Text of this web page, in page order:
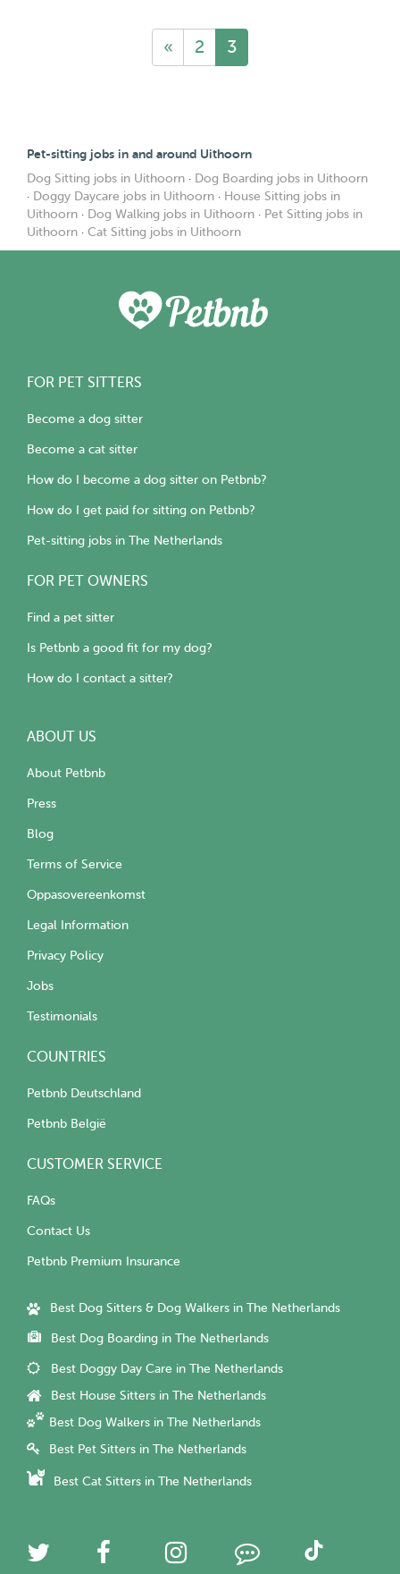
« 2 3
Pet-sitting jobs in and around Uithoorn
Dog Sitting jobs in Uithoorn · Dog Boarding jobs in Uithoorn
· Doggy Daycare jobs in Uithoorn · House Sitting jobs in
Uithoorn · Dog Walking jobs in Uithoorn · Pet Sitting jobs in
Uithoorn · Cat Sitting jobs in Uithoorn
FOR PET SITTERS
Become a dog sitter
Become a cat sitter
How do I become a dog sitter on Petbnb?
How do I get paid for sitting on Petbnb?
Pet-sitting jobs in The Netherlands
FOR PET OWNERS
Find a pet sitter
Is Petbnb a good fit for my dog?
How do I contact a sitter?
ABOUT US
About Petbnb
Press
Blog
Terms of Service
Oppasovereenkomst
Legal Information
Privacy Policy
Jobs
Testimonials
COUNTRIES
Petbnb Deutschland
Petbnb België
CUSTOMER SERVICE
FAQs
Contact Us
Petbnb Premium Insurance
Best Dog Sitters & Dog Walkers in The Netherlands
Best Dog Boarding in The Netherlands
Best Doggy Day Care in The Netherlands
Best House Sitters in The Netherlands
Best Dog Walkers in The Netherlands
Best Pet Sitters in The Netherlands
Best Cat Sitters in The Netherlands